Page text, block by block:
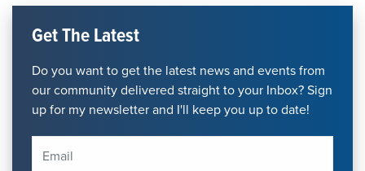
Get The Latest
Do you want to get the latest news and events from
our community delivered straight to your Inbox? Sign
up for my newsletter and I'll keep you up to date!